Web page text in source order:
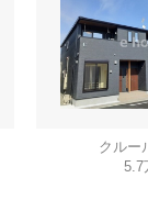
クルー
5.7